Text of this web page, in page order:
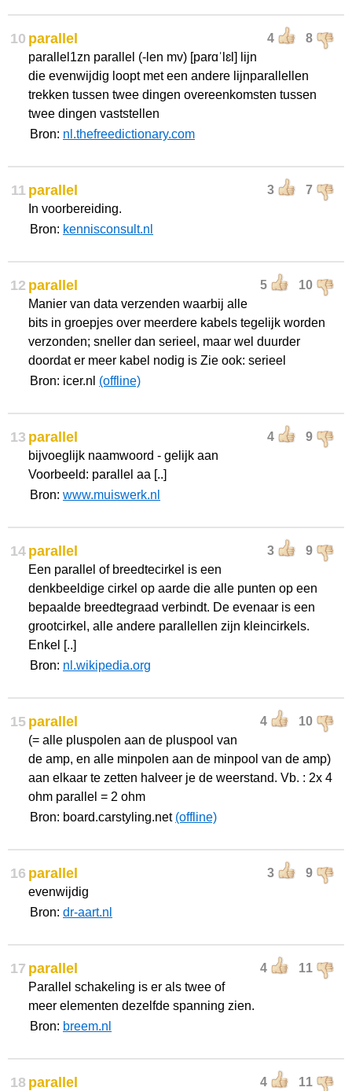
10 4 8
parallel
parallel1zn parallel (-len mv) [parɑˈlɛl] lijn
die evenwijdig loopt met een andere lijnparallellen
trekken tussen twee dingen overeenkomsten tussen
twee dingen vaststellen
Bron: nl.thefreedictionary.com
11 3 7
parallel
In voorbereiding.
Bron: kennisconsult.nl
12 5 10
parallel
Manier van data verzenden waarbij alle
bits in groepjes over meerdere kabels tegelijk worden
verzonden; sneller dan serieel, maar wel duurder
doordat er meer kabel nodig is Zie ook: serieel
Bron: icer.nl (offline)
13 4 9
parallel
bijvoeglijk naamwoord - gelijk aan
Voorbeeld: parallel aa [..]
Bron: www.muiswerk.nl
14 3 9
parallel
Een parallel of breedtecirkel is een
denkbeeldige cirkel op aarde die alle punten op een
bepaalde breedtegraad verbindt. De evenaar is een
grootcirkel, alle andere parallellen zijn kleincirkels.
Enkel [..]
Bron: nl.wikipedia.org
15 4 10
parallel
(= alle pluspolen aan de pluspool van
de amp, en alle minpolen aan de minpool van de amp)
aan elkaar te zetten halveer je de weerstand. Vb. : 2x 4
ohm parallel = 2 ohm
Bron: board.carstyling.net (offline)
16 3 9
parallel
evenwijdig
Bron: dr-aart.nl
17 4 11
parallel
Parallel schakeling is er als twee of
meer elementen dezelfde spanning zien.
Bron: breem.nl
18 4 11
parallel